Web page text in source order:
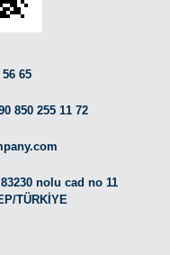
65
850 255 11 72
nolu cad no 11
TÜRKİYE